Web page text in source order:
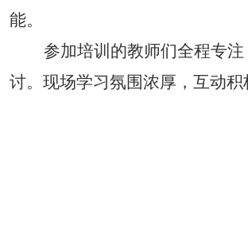
能。
参加培训的教师们全程专
讨。现场学习氛围浓厚，互动积